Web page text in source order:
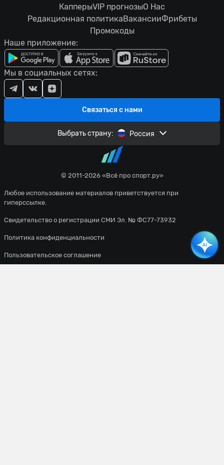
© 2011-2026 «Всё про спорт.ру»
Любое использование материалов приветствуется при
гиперссылке.
Свидетельство о регистрации СМИ Эл. № ФС77-73932
Политика конфиденциальности
Пользовательское соглашение
КапперыVIP прогнозыО Нас
Редакционная политикаВакансииФрибеты
Промокоды
Наше приложение:
Связаться с нами
Мы в социальных сетях:
Выбрать страну: Россия